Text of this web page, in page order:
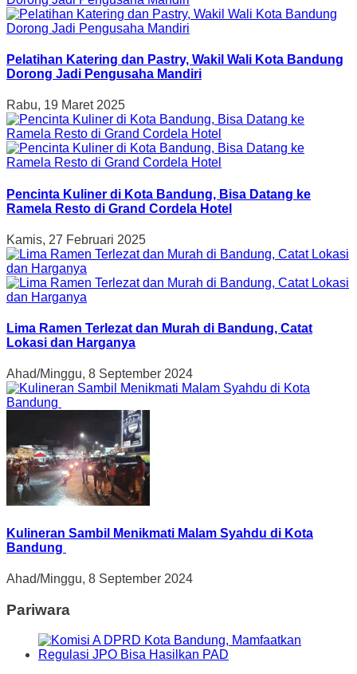
Pelatihan Katering dan Pastry, Wakil Wali Kota Bandung
Dorong Jadi Pengusaha Mandiri
Rabu, 19 Maret 2025
Pencinta Kuliner di Kota Bandung, Bisa Datang ke
Ramela Resto di Grand Cordela Hotel
Kamis, 27 Februari 2025
Lima Ramen Terlezat dan Murah di Bandung, Catat
Lokasi dan Harganya
Ahad/Minggu, 8 September 2024
Kulineran Sambil Menikmati Malam Syahdu di Kota
Bandung
Ahad/Minggu, 8 September 2024
Pariwara